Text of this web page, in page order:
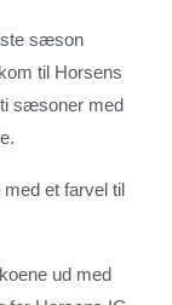
sæson
til Horsens
sæsoner med
et farvel til
ud med